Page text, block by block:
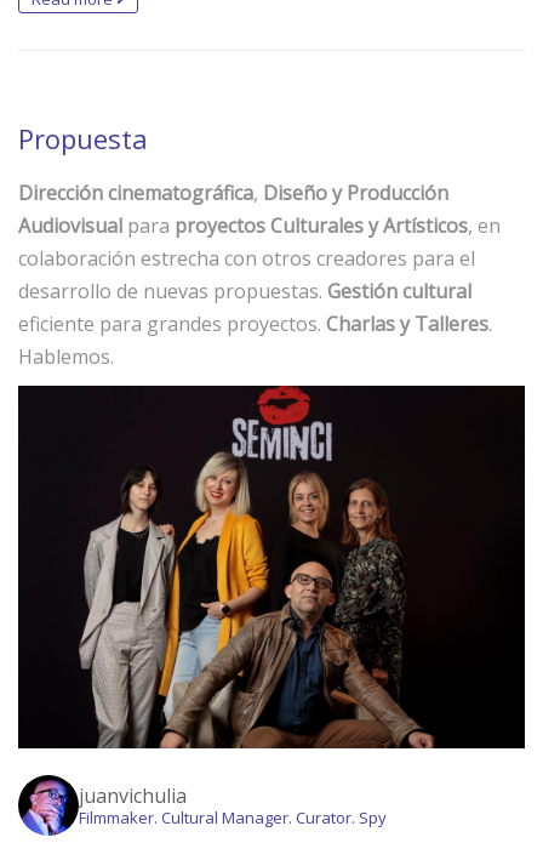
Propuesta
Dirección cinematográfica, Diseño y Producción
Audiovisual para proyectos Culturales y Artísticos, en
colaboración estrecha con otros creadores para el
desarrollo de nuevas propuestas. Gestión cultural
eficiente para grandes proyectos. Charlas y Talleres.
Hablemos.
juanvichulia
Filmmaker. Cultural Manager. Curator. Spy